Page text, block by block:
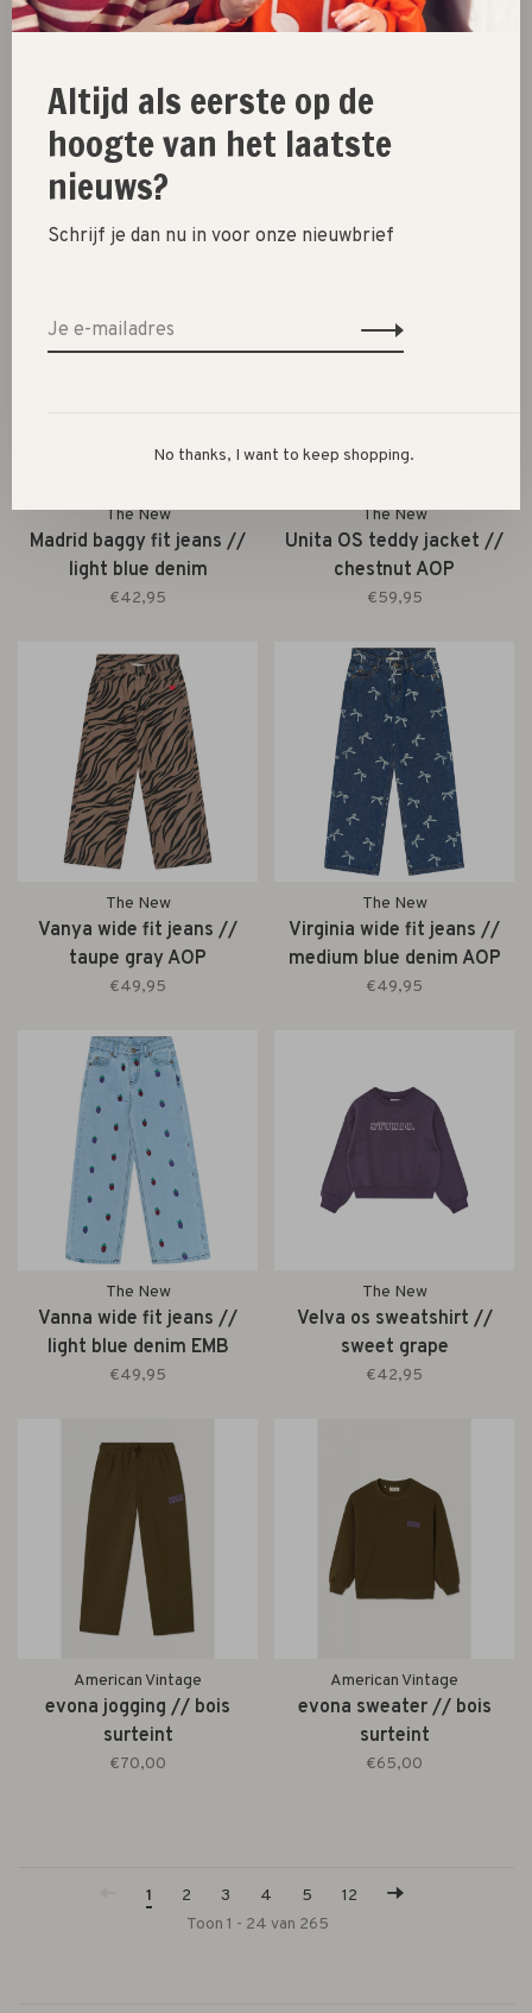
Bern baggy fit worker
jeans // unwashed blue
Madrid baggy fit jeans //
The New
Madrid baggy fit jeans //
light blue denim
€42,95
The New
Unita OS teddy jacket //
chestnut AOP
€59,95
The New
Vanya wide fit jeans //
taupe gray AOP
€49,95
The New
Virginia wide fit jeans //
medium blue denim AOP
€49,95
The New
Vanna wide fit jeans //
light blue denim EMB
€49,95
The New
Velva os sweatshirt //
sweet grape
€42,95
American Vintage
evona jogging // bois
surteint
€70,00
American Vintage
evona sweater // bois
surteint
€65,00
1 2 3 4 5
12
Toon 1 - 24 van 265
Altijd als eerste op de
hoogte van het laatste
nieuws?
Schrijf je dan nu in voor onze nieuwbrief
No thanks, I want to keep shopping.